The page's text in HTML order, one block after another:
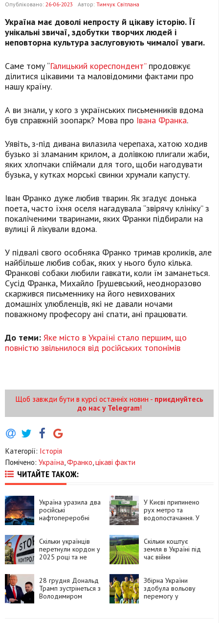
Опубліковано: 26-06-2023 Автор: Тимчук Світлана
Україна має доволі непросту й цікаву історію. Її
унікальні звичаї, здобутки творчих людей і
неповторна культура заслуговують чималої уваги.
Саме тому “Галицький кореспондент”продовжує
ділитися цікавими та маловідомими фактами про
нашу країну.
А ви знали, у кого з українських письменників вдома
був справжній зоопарк? Мова про Івана Франка.
Уявіть, з-під дивана вилазила черепаха, хатою ходив
бузько зі зламаним крилом, а долівкою плигали жаби,
яких хлопчаки спіймали для того, щоби нагодувати
бузька, у кутках морські свинки хрумали капусту.
Іван Франко дуже любив тварин. Як згадує донька
поета, часто їхня оселя нагадувала “звірячу клініку” з
покаліченими тваринами, яких Франки підбирали на
вулиці й лікували вдома.
У підвалі свого особняка Франко тримав кроликів, але
найбільше любив собак, яких у нього було кілька.
Франкові собаки любили гавкати, коли їм заманеться.
Сусід Франка, Михайло Грушевський, неодноразово
скаржився письменнику на його невихованих
домашніх улюбленців, які не давали ночами
поважному професору ані спати, ані працювати.
До теми: Яке місто в Україні стало першим, що
повністю звільнилося від російських топонімів
Щоб завжди бути в курсі останніх новин - приєднуйтесь
до нас у Telegram!
Категорії: Історія
Помічено: Україна Франко цікаві факти
ЧИТАЙТЕ ТАКОЖ:
Україна уразила два
російські
нафтопереробні
У Києві припинено
рух метро та
водопостачання. У
запроваджено
аварійні
відключення
Скільки українців
перетнули кордон у
2025 році та не
Скільки коштує
земля в Україні під
час війни
28 грудня Дональд
Трамп зустрінеться з
Володимиром
Збірна України
здобула вольову
перемогу у